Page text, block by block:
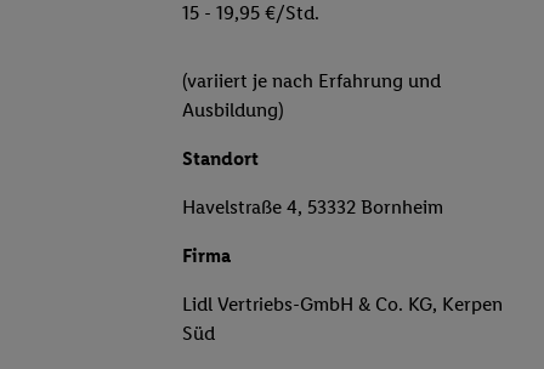
15 - 19,95 €/Std.
(variiert je nach Erfahrung und
Ausbildung)
Standort
Havelstraße 4, 53332 Bornheim
Firma
Lidl Vertriebs-GmbH & Co. KG, Kerpen
Süd